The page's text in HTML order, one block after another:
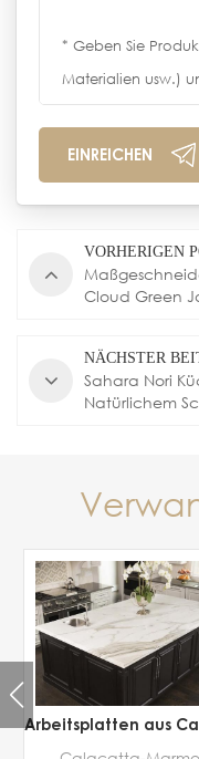
VORHERIGEN
Cloud Green
NÄCHSTER
Sahara Nori
Natürlichem
Marmor